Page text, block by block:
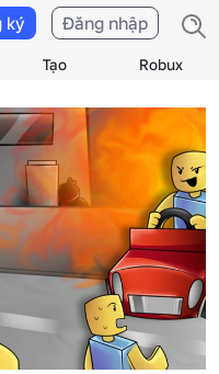
Tạo Robux
ký Đăng nhập